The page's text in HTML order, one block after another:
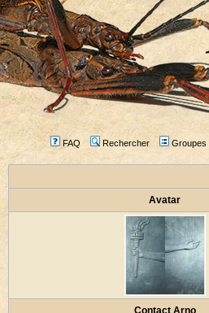
FAQ Rechercher Groupes
Avatar
Contact Arno